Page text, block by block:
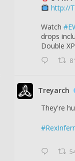
http://
Watch
drops
Double
81
Treyarch
They're